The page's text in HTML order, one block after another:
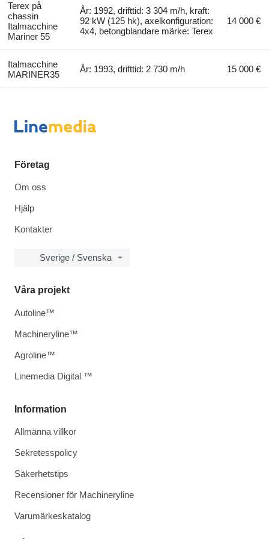
Terex på
chassin
Italmacchine
Mariner 55
År: 1992, drifttid: 3 304 m/h, kraft:
92 kW (125 hk), axelkonfiguration:
4x4, betongblandare märke: Terex
14 000 €
Italmacchine
MARINER35
År: 1993, drifttid: 2 730 m/h 15 000 €
Företag
Om oss
Hjälp
Kontakter
Sverige / Svenska
Information
Allmänna villkor
Sekretesspolicy
Säkerhetstips
Recensioner för Machineryline
Varumärkeskatalog
Våra projekt
Autoline™
Machineryline™
Agroline™
Linemedia Digital ™